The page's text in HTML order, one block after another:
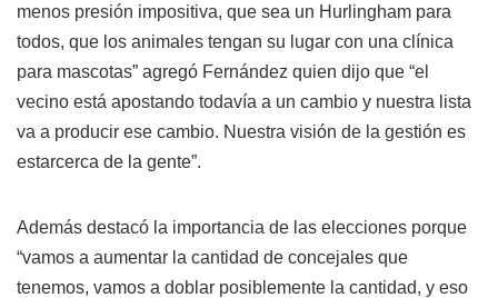
menos presión impositiva, que sea un Hurlingham para
todos, que los animales tengan su lugar con una clínica
para mascotas” agregó Fernández quien dijo que “el
vecino está apostando todavía a un cambio y nuestra lista
va a producir ese cambio. Nuestra visión de la gestión es
estarcerca de la gente”.
Además destacó la importancia de las elecciones porque
“vamos a aumentar la cantidad de concejales que
tenemos, vamos a doblar posiblemente la cantidad, y eso